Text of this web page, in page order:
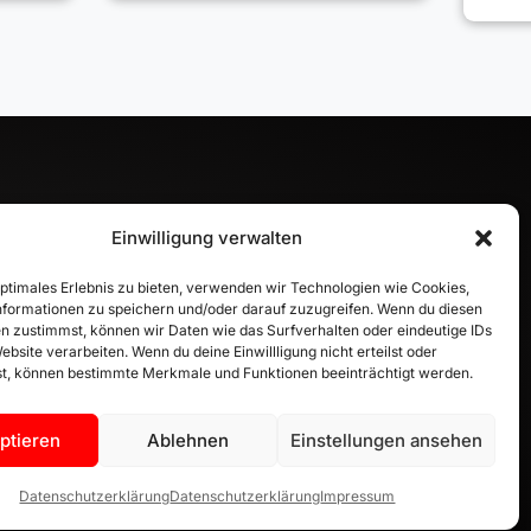
Einwilligung verwalten
Erlebnis zu bieten, verwenden wir Technologien wie Cookies,
zu speichern und/oder darauf zuzugreifen. Wenn du diesen
zustimmst, können wir Daten wie das Surfverhalten oder eindeutige IDs
verarbeiten. Wenn du deine Einwillligung nicht erteilst oder
können bestimmte Merkmale und Funktionen beeinträchtigt werden.
Ablehnen Einstellungen ansehen
DatenschutzerklärungDatenschutzerklärungImpressum
INFORMATION
Zahlungsarten
Versandinformationen
Widerrufsbelehrung